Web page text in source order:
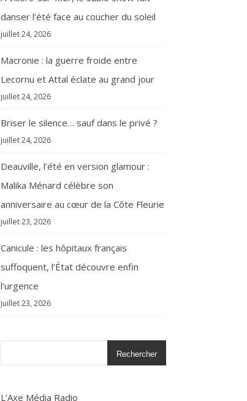
danser l’été face au coucher du soleil
juillet 24, 2026
Macronie : la guerre froide entre
Lecornu et Attal éclate au grand jour
juillet 24, 2026
Briser le silence… sauf dans le privé ?
juillet 24, 2026
Deauville, l’été en version glamour :
Malika Ménard célèbre son
anniversaire au cœur de la Côte Fleurie
juillet 23, 2026
Canicule : les hôpitaux français
suffoquent, l’État découvre enfin
l’urgence
juillet 23, 2026
Rechercher
L’Axe Média Radio